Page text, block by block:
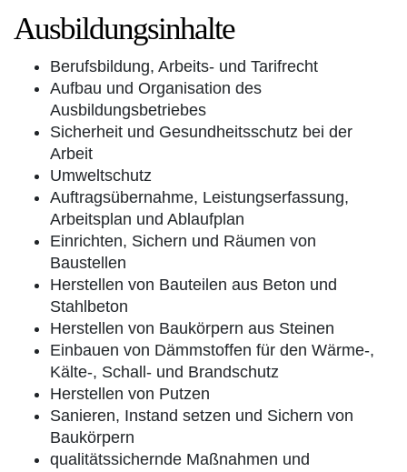
Ausbildungsinhalte
Berufsbildung, Arbeits- und Tarifrecht
Aufbau und Organisation des
Ausbildungsbetriebes
Sicherheit und Gesundheitsschutz bei der
Arbeit
Umweltschutz
Auftragsübernahme, Leistungserfassung,
Arbeitsplan und Ablaufplan
Einrichten, Sichern und Räumen von
Baustellen
Herstellen von Bauteilen aus Beton und
Stahlbeton
Herstellen von Baukörpern aus Steinen
Einbauen von Dämmstoffen für den Wärme-,
Kälte-, Schall- und Brandschutz
Herstellen von Putzen
Sanieren, Instand setzen und Sichern von
Baukörpern
qualitätssichernde Maßnahmen und